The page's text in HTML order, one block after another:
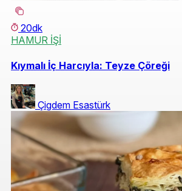
20dk
HAMUR İŞİ
Kıymalı İç Harcıyla: Teyze Çöreği
Çigdem Esastürk